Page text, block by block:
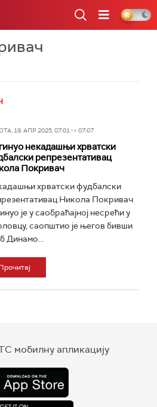
19. АПР 2025, 07:01 -> 07:07
некадашњи хрватски
репрезентативац
Покривач
хрватски фудбалски
Никола Покривач
је у саобраћајној несрећи у
саопштио је његов бивши
Динамо...
мобилну апликацију